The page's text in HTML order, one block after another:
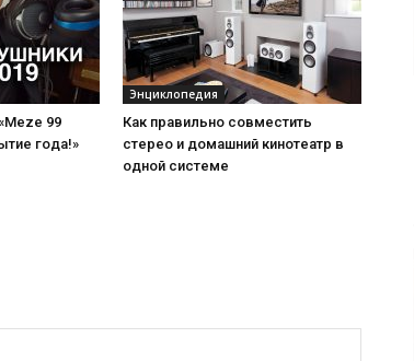
99
года!»
Энциклопедия
Как правильно совместить
стерео и домашний кинотеатр в
одной системе